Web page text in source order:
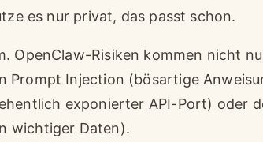
es nur privat, das passt schon.
OpenClaw-Risiken kommen nicht
Prompt Injection (bösartige
exponierter API-Port) oder
wichtiger Daten).